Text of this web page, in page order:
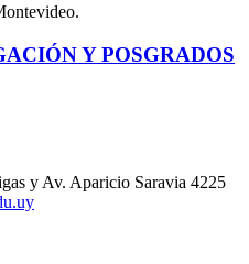
Y POSGRADOS
y Av. Aparicio Saravia 4225